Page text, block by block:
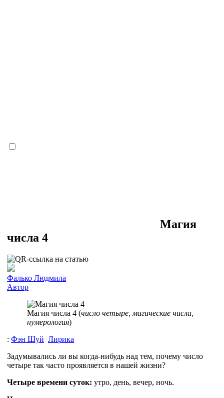
Магия
числа 4
Фалько Людмила
Автор
Магия числа 4 (число четыре, магические числа,
нумерология)
: Фэн Шуй Лирика
Задумывались ли вы когда-нибудь над тем, почему число
четыре так часто проявляется в нашей жизни?
Четыре времени суток: утро, день, вечер, ночь.